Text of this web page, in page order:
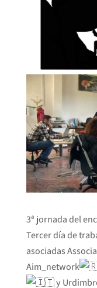
3ª jornada del
Tercer día de
asociadas
Aim_network
y